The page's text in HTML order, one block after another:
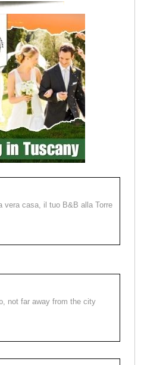
vera casa, il tuo B&B alla Torre
not far away from the city